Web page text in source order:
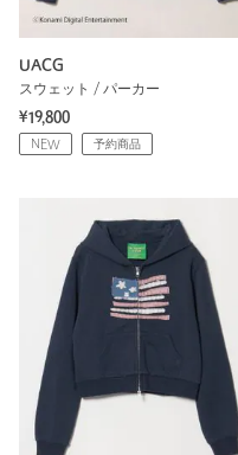
UACG
スウェット / パーカー
¥19,800
NEW 予約商品